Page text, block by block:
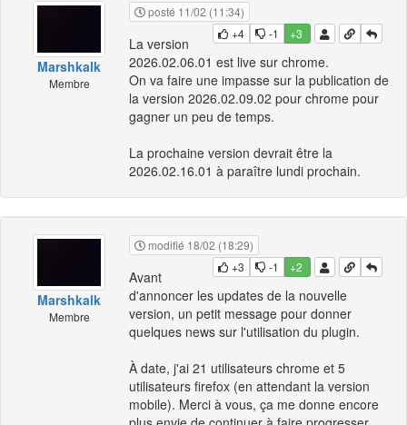
Marshkalk
Membre
posté 11/02 (11:34)
+4
-1 +3
La version
2026.02.06.01 est live sur chrome.
On va faire une impasse sur la publication de
la version 2026.02.09.02 pour chrome pour
gagner un peu de temps.
La prochaine version devrait être la
2026.02.16.01 à paraître lundi prochain.
Marshkalk
Membre
modifié 18/02 (18:29)
+3
-1 +2
Avant
d'annoncer les updates de la nouvelle
version, un petit message pour donner
quelques news sur l'utilisation du plugin.
À date, j'ai 21 utilisateurs chrome et 5
utilisateurs firefox (en attendant la version
mobile). Merci à vous, ça me donne encore